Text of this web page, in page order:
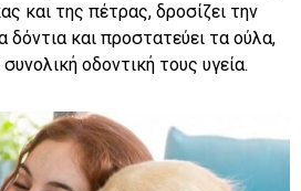
και της πέτρας, δροσίζει την
δόντια και προστατεύει τα ούλα,
οδοντική τους υγεία.